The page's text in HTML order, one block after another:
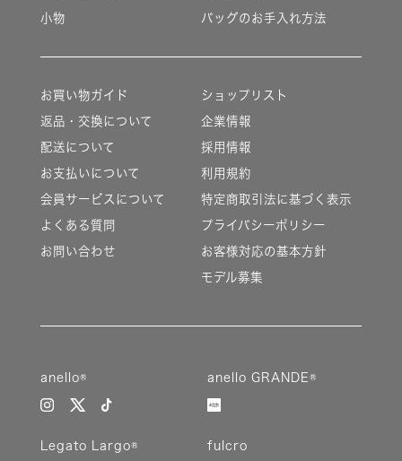
小物 バッグのお手入れ方法
お買い物ガイド
返品・交換について
配送について
お支払いについて
会員サービスについて
よくある質問
お問い合わせ
ショップリスト
企業情報
採用情報
利用規約
特定商取引法に基づく表示
プライバシーポリシー
お客様対応の基本方針
モデル募集
anello® anello GRANDE®
Legato Largo® fulcro